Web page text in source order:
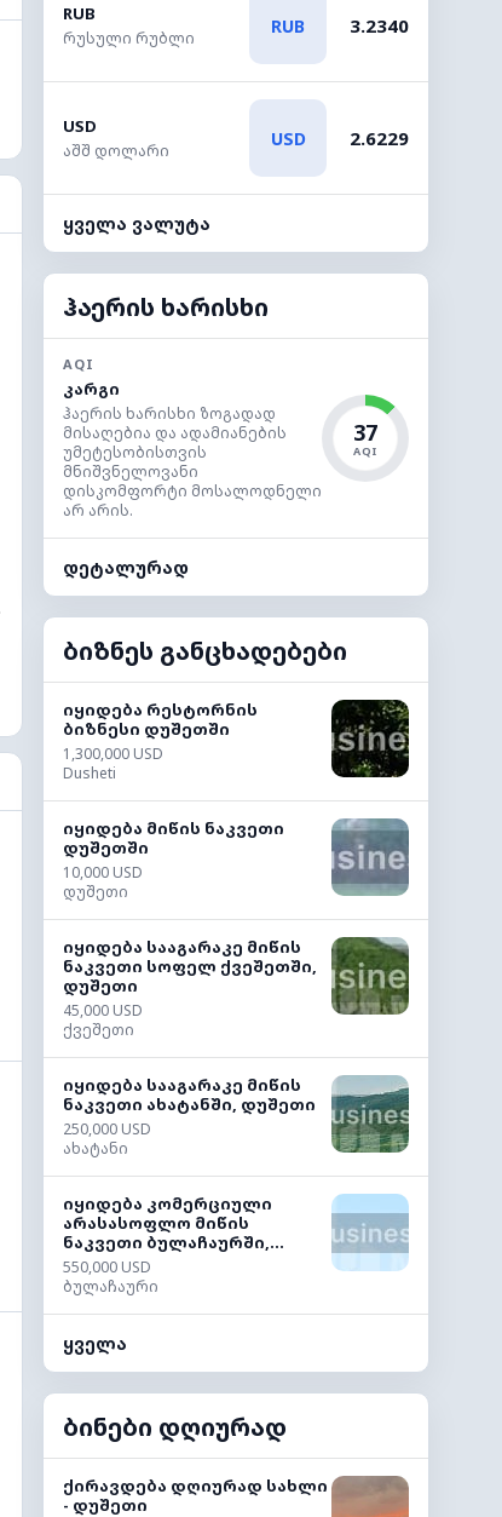
RUB
რუსული რუბლი
RUB 3.2340
USD
აშშ დოლარი
USD 2.6229
ყველა ვალუტა
ჰაერის ხარისხი
AQI
კარგი
ჰაერის ხარისხი ზოგადად
მისაღებია და ადამიანების
უმეტესობისთვის
მნიშვნელოვანი
დისკომფორტი მოსალოდნელი
არ არის.
37
AQI
დეტალურად
ბიზნეს განცხადებები
იყიდება რესტორნის
ბიზნესი დუშეთში
1,300,000 USD
Dusheti
იყიდება მიწის ნაკვეთი
დუშეთში
10,000 USD
დუშეთი
იყიდება სააგარაკე მიწის
ნაკვეთი სოფელ ქვეშეთში,
დუშეთი
45,000 USD
ქვეშეთი
იყიდება სააგარაკე მიწის
ნაკვეთი ახატანში, დუშეთი
250,000 USD
ახატანი
იყიდება კომერციული
არასასოფლო მიწის
ნაკვეთი ბულაჩაურში,...
550,000 USD
ბულაჩაური
ყველა
ბინები დღიურად
ქირავდება დღიურად სახლი
- დუშეთი